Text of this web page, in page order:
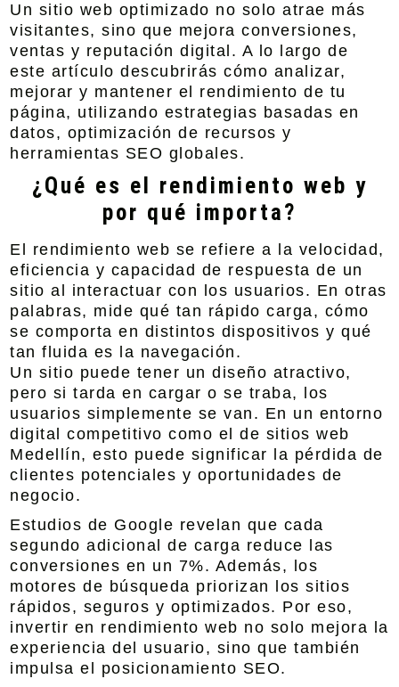
Un sitio web optimizado no solo atrae más
visitantes, sino que mejora conversiones,
ventas y reputación digital. A lo largo de
este artículo descubrirás cómo analizar,
mejorar y mantener el rendimiento de tu
página, utilizando estrategias basadas en
datos, optimización de recursos y
herramientas SEO globales.
¿Qué es el rendimiento web y
por qué importa?
El rendimiento web se refiere a la velocidad,
eficiencia y capacidad de respuesta de un
sitio al interactuar con los usuarios. En otras
palabras, mide qué tan rápido carga, cómo
se comporta en distintos dispositivos y qué
tan fluida es la navegación.
Un sitio puede tener un diseño atractivo,
pero si tarda en cargar o se traba, los
usuarios simplemente se van. En un entorno
digital competitivo como el de sitios web
Medellín, esto puede significar la pérdida de
clientes potenciales y oportunidades de
negocio.
Estudios de Google revelan que cada
segundo adicional de carga reduce las
conversiones en un 7%. Además, los
motores de búsqueda priorizan los sitios
rápidos, seguros y optimizados. Por eso,
invertir en rendimiento web no solo mejora la
experiencia del usuario, sino que también
impulsa el posicionamiento SEO.